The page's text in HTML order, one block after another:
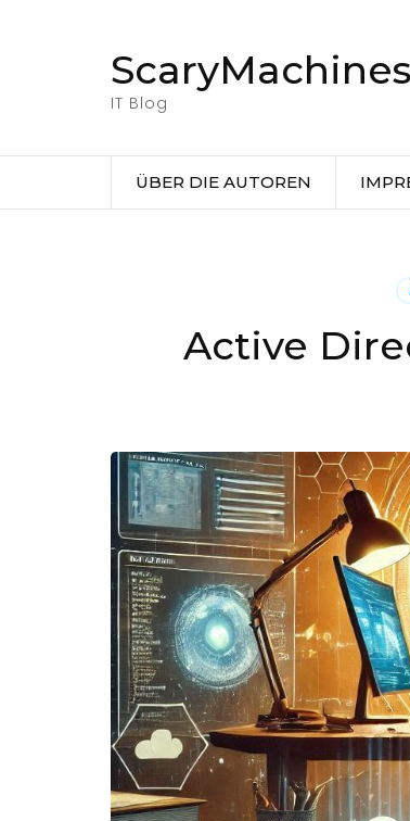
(Eingabetaste
ScaryMachines
IT Blog
ÜBER DIE AUTOREN
Active